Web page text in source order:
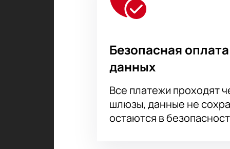
Безопасная
данных
Все платежи проходят
шлюзы, данные не
остаются в